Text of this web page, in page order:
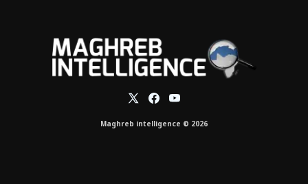
Maghreb intelligence © 2026